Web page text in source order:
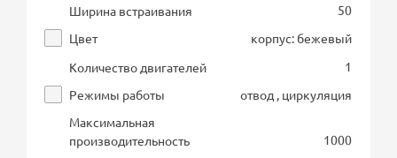
Ширина встраивания
50
Цвет
корпус: бежевый
Количество двигателей
1
Режимы работы
отвод , циркуляция
Максимальная
производительность
1000